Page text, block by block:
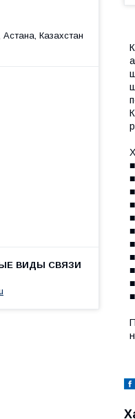
Казахстан